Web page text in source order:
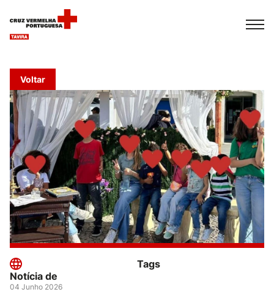
Voltar
Notícia de
04 Junho 2026
Tags